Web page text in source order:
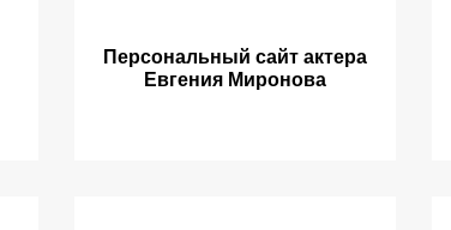
Персональный сайт актера
Евгения Миронова